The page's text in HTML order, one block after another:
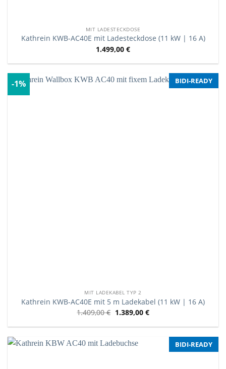
MIT LADESTECKDOSE
Kathrein KWB-AC40E mit Ladesteckdose (11 kW | 16 A)
1.499,00 €
-1% BIDI-READY
MIT LADEKABEL TYP 2
Kathrein KWB-AC40E mit 5 m Ladekabel (11 kW | 16 A)
1.409,00€ 1.389,00 €
BIDI-READY